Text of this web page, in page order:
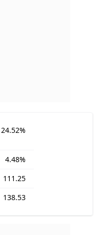
24.52%
4.48%
111.25
138.53